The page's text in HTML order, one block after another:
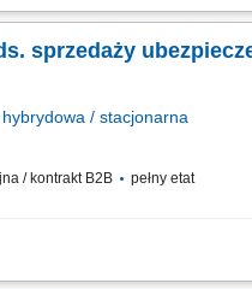
Dokonywanie audytu
sprzedaży
hybrydowa / stacjonarna
/ kontrakt B2B pełny etat
Analiza potrzeb klientów i